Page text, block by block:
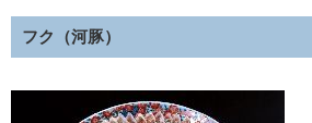
フク（河豚）